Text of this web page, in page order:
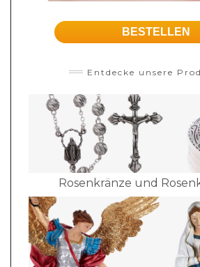
BESTELLEN
Entdecke unsere
Rosenkränze und